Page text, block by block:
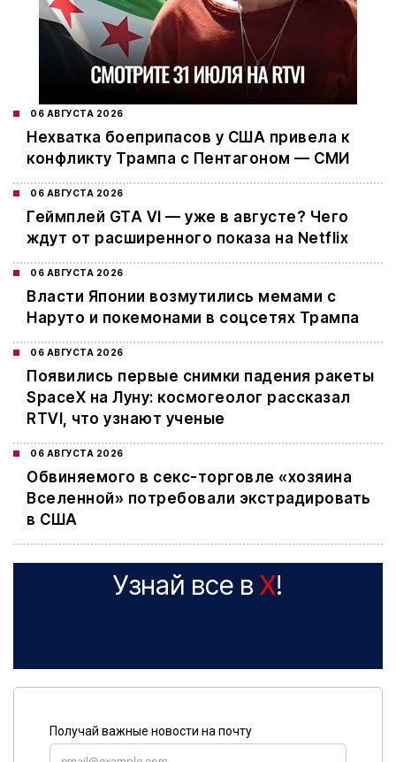
06 АВГУСТА 2026
Нехватка боеприпасов у США привела к
конфликту Трампа с Пентагоном — СМИ
06 АВГУСТА 2026
Геймплей GTA VI — уже в августе? Чего
ждут от расширенного показа на Netflix
06 АВГУСТА 2026
Власти Японии возмутились мемами с
Наруто и покемонами в соцсетях Трампа
06 АВГУСТА 2026
Появились первые снимки падения ракеты
SpaceX на Луну: космогеолог рассказал
RTVI, что узнают ученые
06 АВГУСТА 2026
Обвиняемого в секс-торговле «хозяина
Вселенной» потребовали экстрадировать
в США
Узнай все в X!